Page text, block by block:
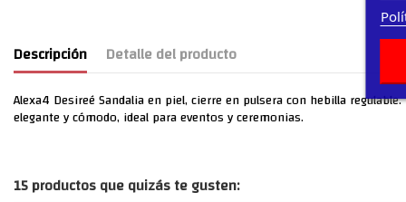
Descripción Detalle del producto
Alexa4 Desireé Sandalia en piel, cierre en pulsera con hebilla
elegante y cómodo, ideal para eventos y ceremonias.
15 productos que quizás te gusten: